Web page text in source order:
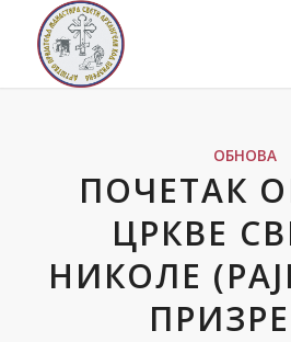
ОБНОВА
ПОЧЕТАК
ЦРКВЕ
НИКОЛЕ